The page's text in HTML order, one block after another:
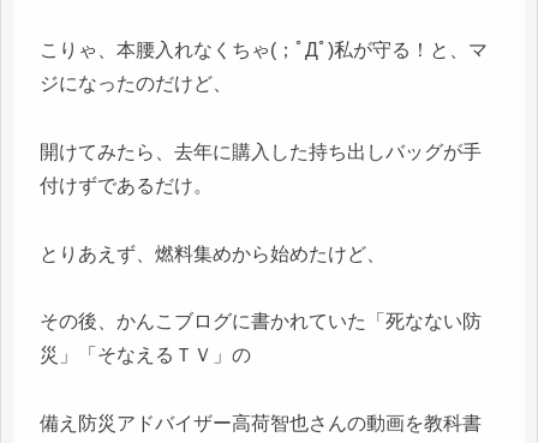
こりゃ、本腰入れなくちゃ(；ﾟДﾟ)私が守る！と、マ
ジになったのだけど、
開けてみたら、去年に購入した持ち出しバッグが手
付けずであるだけ。
とりあえず、燃料集めから始めたけど、
その後、かんこブログに書かれていた「死なない防
災」「そなえるＴＶ」の
備え防災アドバイザー高荷智也さんの動画を教科書